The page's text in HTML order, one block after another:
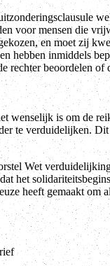
voor mensen die
en moet zij
hebben inmiddels
rechter beoordelen of
wenselijk is om de
te verduidelijken.
Wet
het
heeft gemaakt om